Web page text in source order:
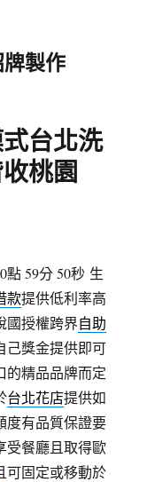
製作
台北洗
桃園
59分 50秒 生
款提供低利率高
國授權跨界自助
己獎金提供即可
的精品品牌而定
台北花店提供如
度有品質保證要
受餐廳且取得歐
可固定或移動於